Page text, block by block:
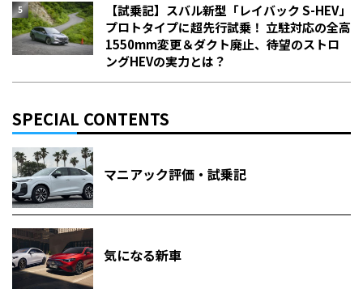
【試乗記】スバル新型「レイバック S-HEV」
プロトタイプに超先行試乗！ 立駐対応の全高
1550mm変更＆ダクト廃止、待望のストロ
ングHEVの実力とは？
SPECIAL CONTENTS
マニアック評価・試乗記
気になる新車